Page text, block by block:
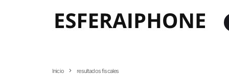
Inicio resultados fiscales